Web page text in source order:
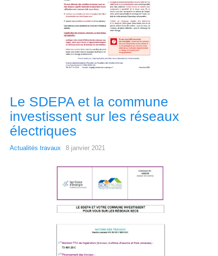
Le SDEPA et la commune
investissent sur les réseaux
électriques
Actualités travaux 8 janvier 2021